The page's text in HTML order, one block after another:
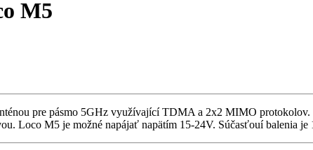
M5
pre pásmo 5GHz využívající TDMA a 2x2 MIMO protokolov.
Loco M5 je možné napájať napätím 15-24V. Súčasťouí balenia je